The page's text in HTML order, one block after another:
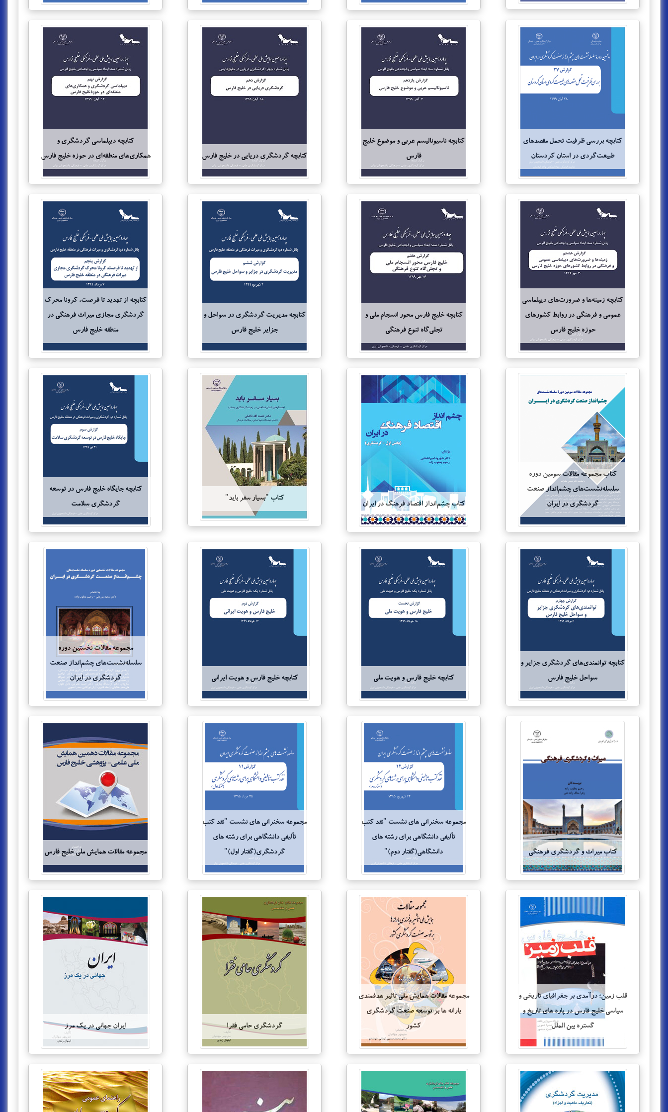
کتابچه‌ بررسی ظرفیت تحمل مقصدهای
طبیعت‌گردی در استان کردستان
کتابچه ناسیونالیسم عربی و موضوع خلیج
فارس
کتابچه گردشگری دریایی در خلیج فارس
کتابچه دیپلماسی گردشگری و
همکاری‌های منطقه‌ای در حوزه خلیج فارس
کتابچه زمینه‌ها و ضرورت‌های دیپلماسی
عمومی و فرهنگی در روابط کشورهای
حوزه خلیج فارس
کتابچه خلیج فارس محور انسجام ملی و
تجلی‌گاه تنوع فرهنگی
کتابچه مدیریت گردشگری در سواحل و
جزایر خلیج فارس
کتابچه از تهدید تا فرصت، کرونا محرک
گردشگری مجازی میراث فرهنگی در
منطقه خلیج فارس
کتاب مجموعه مقالات سومین دوره
سلسله‌نشست‌هاي چشم‌انداز صنعت
گردشگري در ايران
کتاب چشم‌انداز اقتصاد فرهنگ در ایران
کتاب "بسیار سفر باید"
کتابچه جایگاه خلیج فارس در توسعه
گردشگری سلامت
کتابچه توانمندی‌های گردشگری جزایر و
سواحل خلیج فارس
کتابچه خلیج فارس و هویت ملی کتابچه خلیج فارس و هویت ایرانی
مجموعه مقالات نخستين دوره
سلسله‌نشست‌هاي چشم‌انداز صنعت
گردشگري در ايران
کتاب میراث و گردشگری فرهنگی
مجموعه سخنرانی های نشست "نقد کتب
تألیفی دانشگاهی برای رشته های
دانشگاهی(گفتار دوم)"
مجموعه سخنرانی های نشست "نقد کتب
تألیفی دانشگاهی برای رشته های
گردشگری(گفتار اول)"
مجموعه مقالات همایش ملی خلیج فارس
قلب زمین؛ درآمدی بر جغرافیای تاریخی و
سیاسی خلیج فارس در پاره های تاریخ و
گستره بین الملل
مجموعه مقالات همایش ملی تاثیر هدفمندی
یارانه ها بر توسعه صنعت گردشگری
کشور
گردشگری حامی فقرا ایران جهانی در یک مرز